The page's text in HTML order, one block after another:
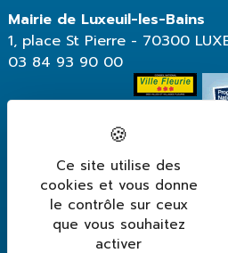
Mairie de Luxeuil-les-Bains
1, place St Pierre - 70300
03 84 93 90 00
La mairie de Luxeuil-les-
du lundi au vendredi
de 8h30 à 12h et de 13h30 à
fermeture le vendredi à 17h.
Ce site utilise des
cookies et vous donne
le contrôle sur ceux
que vous souhaitez
activer